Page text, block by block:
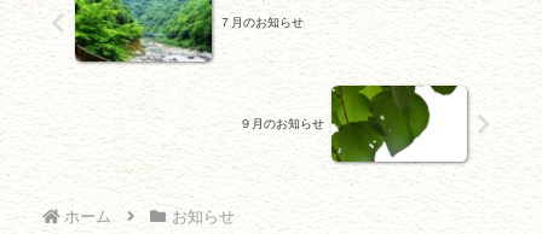
７月のお知らせ
９月のお知らせ
ホーム お知らせ